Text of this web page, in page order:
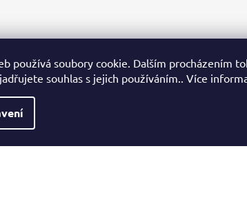
používá soubory cookie. Dalším procházením
souhlas s jejich používáním.. Více
Sledovat na Instagramu